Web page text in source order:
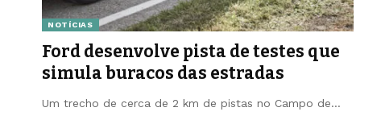
NOTÍCIAS
Ford desenvolve pista de testes que
simula buracos das estradas
Um trecho de cerca de 2 km de pistas no Campo de…